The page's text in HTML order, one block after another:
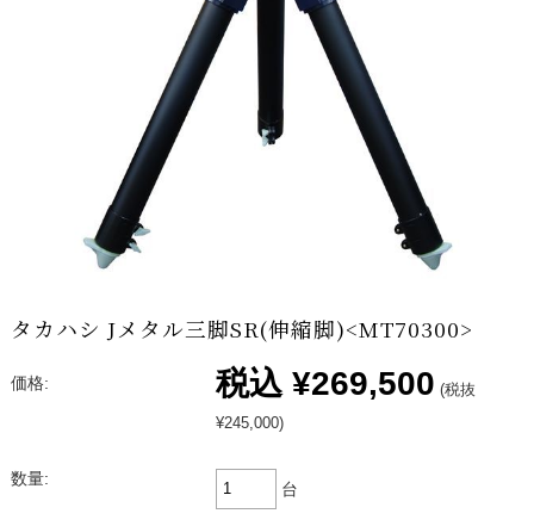
タカハシ Jメタル三脚SR(伸縮脚)<MT70300>
価格: 税込 ¥269,500 (税抜
¥245,000)
数量:
台